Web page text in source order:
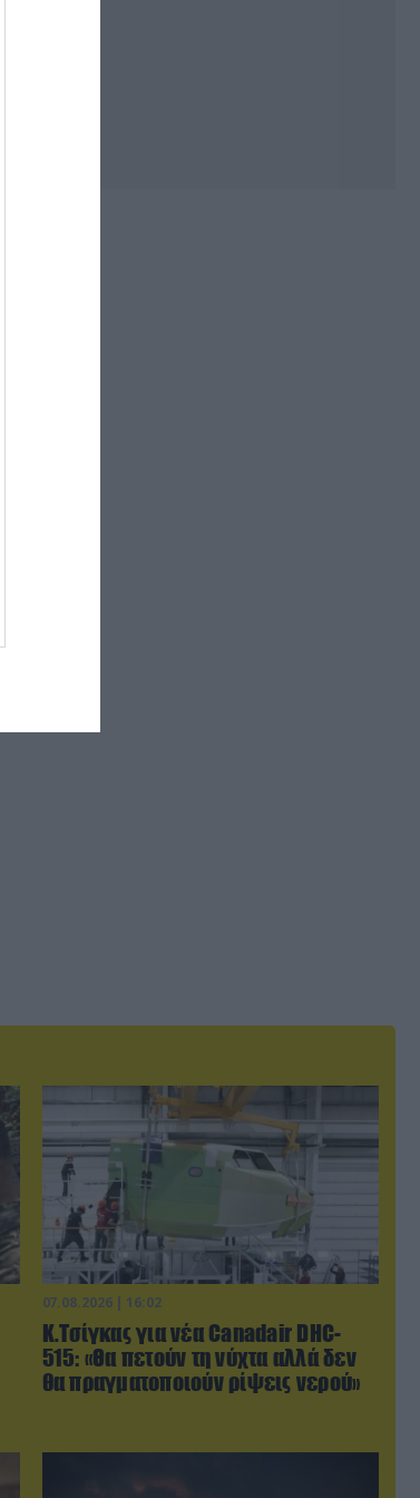
07.08.2026 | 16:02
Κ.Τσίγκας για νέα Canadair DHC-
515: «Θα πετούν τη νύχτα αλλά δεν
θα πραγματοποιούν ρίψεις νερού»